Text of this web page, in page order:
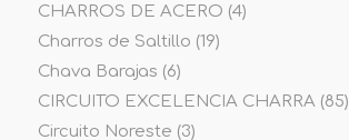
CHARROS DE ACERO (4)
Charros de Saltillo (19)
Chava Barajas (6)
CIRCUITO EXCELENCIA CHARRA(85)
Circuito Noreste (3)